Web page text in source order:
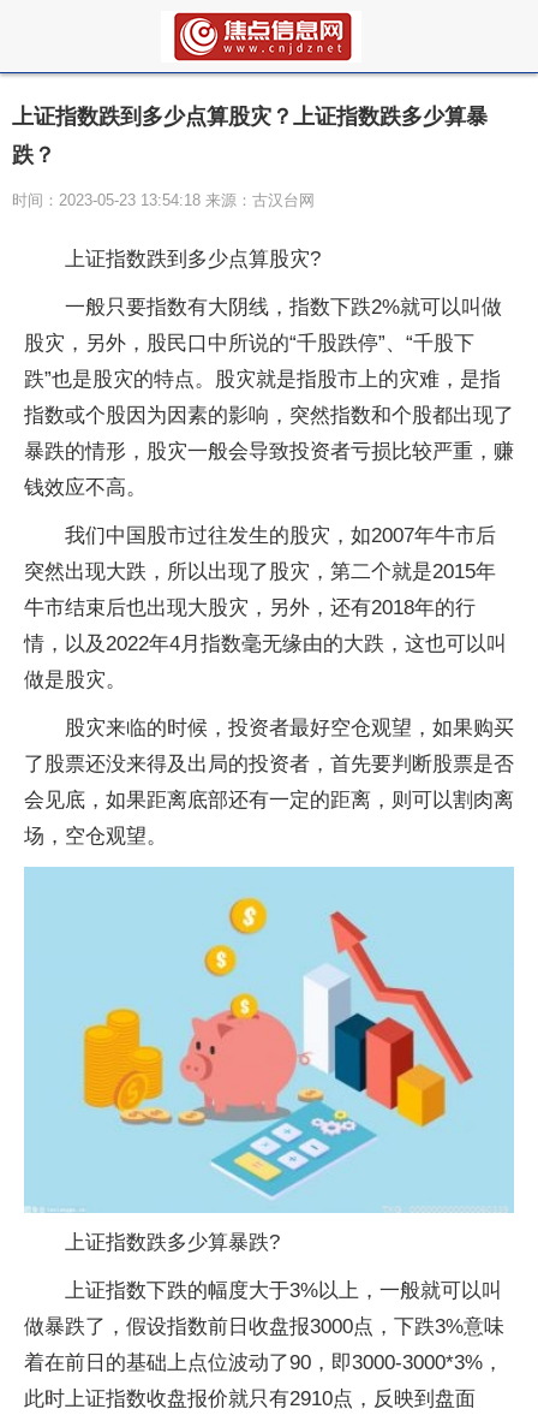
上证指数跌到多少点算股灾？上证指数跌多少算暴
跌？
时间：2023-05-23 13:54:18 来源：古汉台网
上证指数跌到多少点算股灾?
一般只要指数有大阴线，指数下跌2%就可以叫做
股灾，另外，股民口中所说的“千股跌停”、“千股下
跌”也是股灾的特点。股灾就是指股市上的灾难，是指
指数或个股因为因素的影响，突然指数和个股都出现了
暴跌的情形，股灾一般会导致投资者亏损比较严重，赚
钱效应不高。
我们中国股市过往发生的股灾，如2007年牛市后
突然出现大跌，所以出现了股灾，第二个就是2015年
牛市结束后也出现大股灾，另外，还有2018年的行
情，以及2022年4月指数毫无缘由的大跌，这也可以叫
做是股灾。
股灾来临的时候，投资者最好空仓观望，如果购买
了股票还没来得及出局的投资者，首先要判断股票是否
会见底，如果距离底部还有一定的距离，则可以割肉离
场，空仓观望。
上证指数跌多少算暴跌?
上证指数下跌的幅度大于3%以上，一般就可以叫
做暴跌了，假设指数前日收盘报3000点，下跌3%意味
着在前日的基础上点位波动了90，即3000-3000*3%，
此时上证指数收盘报价就只有2910点，反映到盘面